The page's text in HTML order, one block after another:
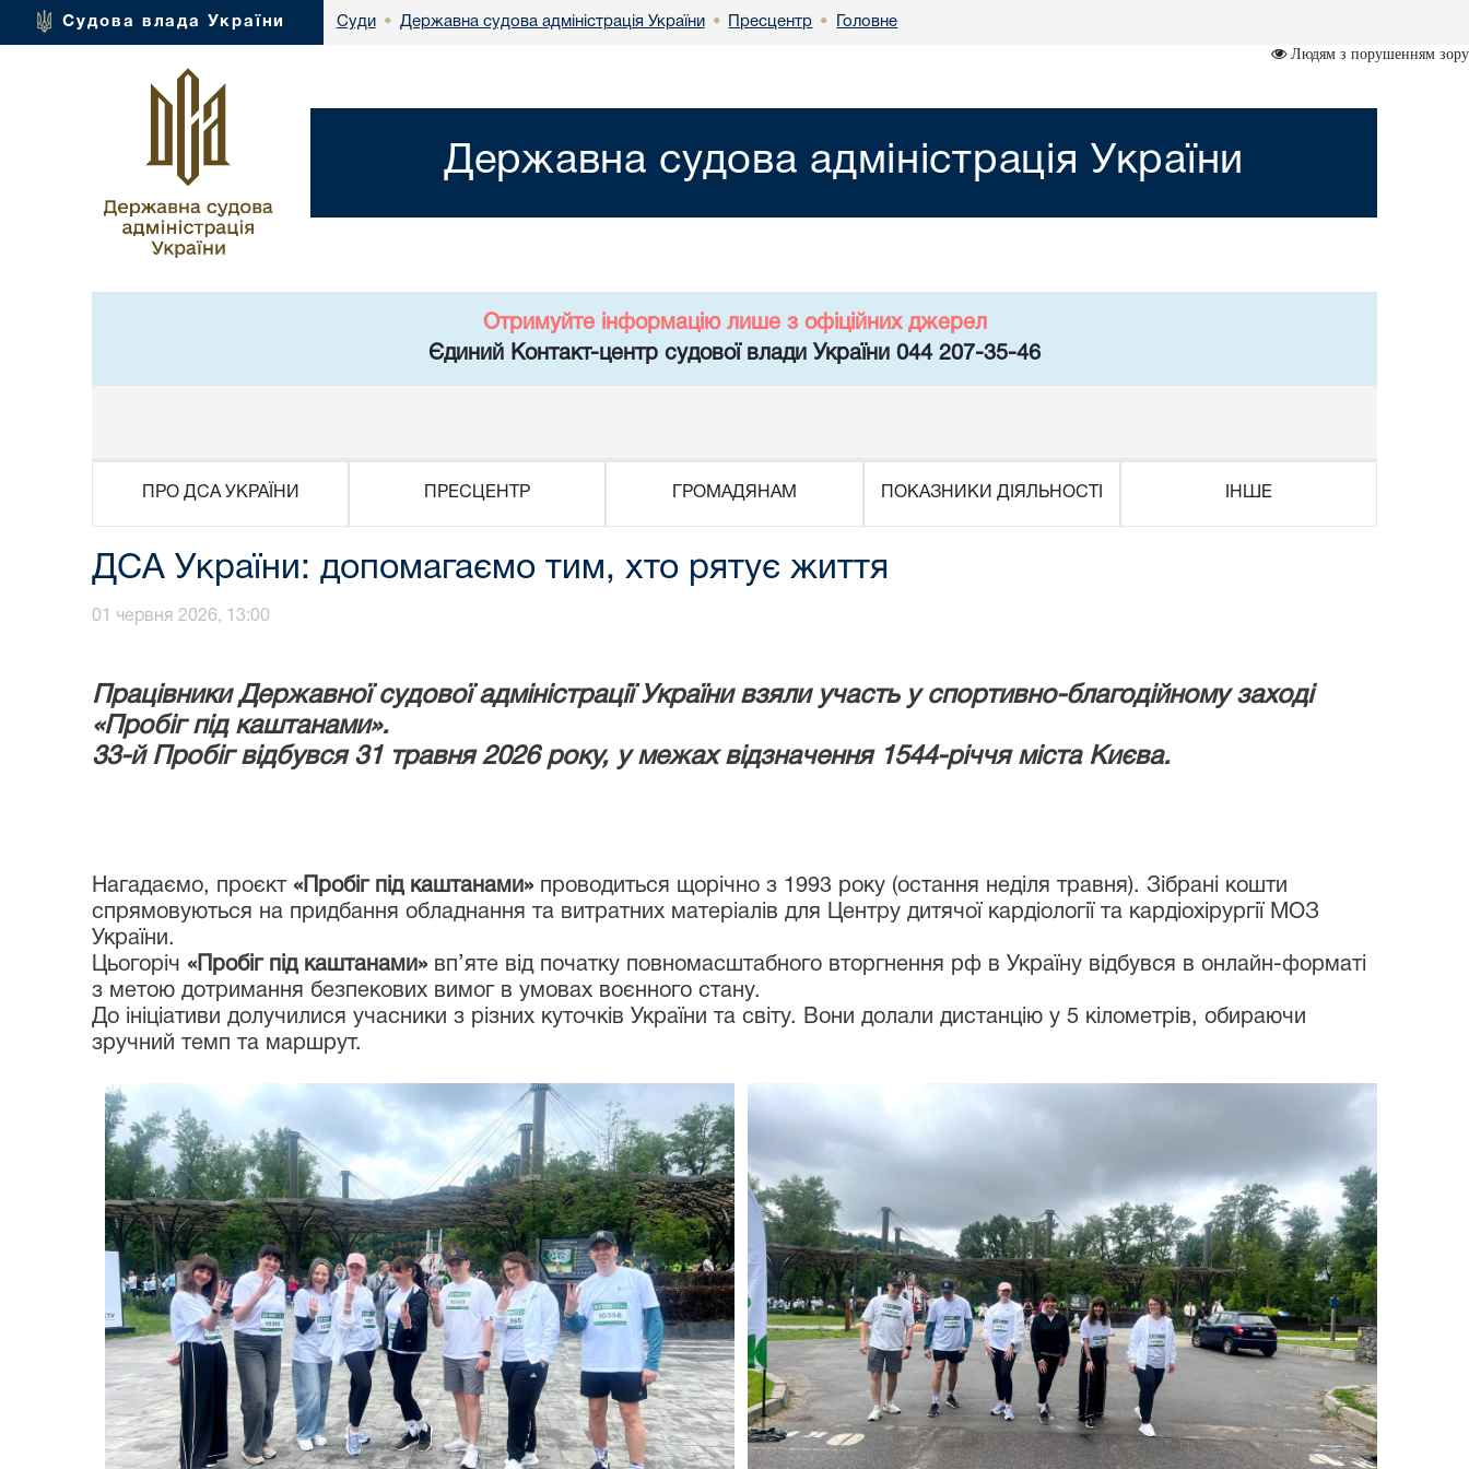
Судова влада України Суди • Державна судова адміністрація України • Пресцентр • Головне
Людям з порушенням зору
Державна судова адміністрація України
Отримуйте інформацію лише з офіційних джерел
Єдиний Контакт-центр судової влади України 044 207-35-46
ПРО ДСА УКРАЇНИ ПРЕСЦЕНТР ГРОМАДЯНАМ ПОКАЗНИКИ ДІЯЛЬНОСТІ ІНШЕ
ДСА України: допомагаємо тим, хто рятує життя
01 червня 2026, 13:00
Працівники Державної судової адміністрації України взяли участь у спортивно-благодійному заході
«Пробіг під каштанами».
33-й Пробіг відбувся 31 травня 2026 року, у межах відзначення 1544-річчя міста Києва.
Нагадаємо, проєкт «Пробіг під каштанами» проводиться щорічно з 1993 року (остання неділя травня). Зібрані кошти
спрямовуються на придбання обладнання та витратних матеріалів для Центру дитячої кардіології та кардіохірургії МОЗ
України.
Цьогоріч «Пробіг під каштанами» вп’яте від початку повномасштабного вторгнення рф в Україну відбувся в онлайн-форматі
з метою дотримання безпекових вимог в умовах воєнного стану.
До ініціативи долучилися учасники з різних куточків України та світу. Вони долали дистанцію у 5 кілометрів, обираючи
зручний темп та маршрут.